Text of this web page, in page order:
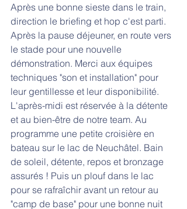
Après une bonne sieste dans le train,
direction le briefing et hop c'est parti.
Après la pause déjeuner, en route vers
le stade pour une nouvelle
démonstration. Merci aux équipes
techniques "son et installation" pour
leur gentillesse et leur disponibilité.
L'après-midi est réservée à la détente
et au bien-être de notre team. Au
programme une petite croisière en
bateau sur le lac de Neuchâtel. Bain
de soleil, détente, repos et bronzage
assurés ! Puis un plouf dans le lac
pour se rafraîchir avant un retour au
"camp de base" pour une bonne nuit